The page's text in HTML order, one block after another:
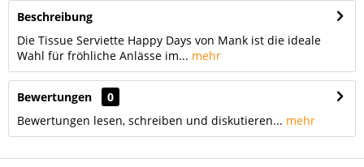
Beschreibung
Die Tissue Serviette Happy Days von Mank ist die ideale
Wahl für fröhliche Anlässe im... mehr
Bewertungen
0
Bewertungen lesen, schreiben und diskutieren... mehr